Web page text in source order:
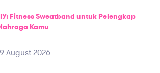
Fitness Sweatband untuk Pelengkap
Kamu
August 2026